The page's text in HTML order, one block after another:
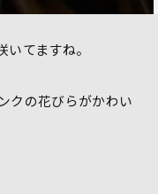
てますね。
クの花びらがかわい